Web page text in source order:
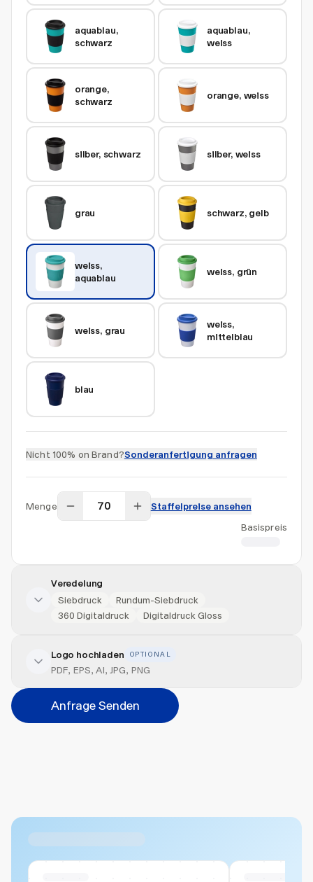
aquablau,
schwarz
aquablau,
weiss
orange,
schwarz
orange, weiss
silber, schwarz silber, weiss
grau schwarz, gelb
weiss,
aquablau
weiss, grün
weiss, grau
weiss,
mittelblau
blau
Nicht 100% on Brand?Sonderanfertigung anfragen
Menge
Staffelpreise ansehen
Basispreis
Veredelung
Siebdruck
Rundum-Siebdruck
360 Digitaldruck
Digitaldruck Gloss
Veredelung hinzufügen
Position
Bitte wählen...
Logo hochladen OPTIONAL
PDF, EPS, AI, JPG, PNG
Anfrage Senden